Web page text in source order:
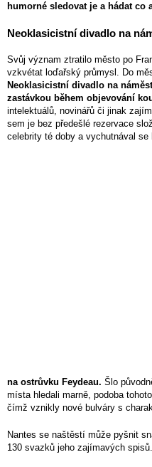
humorné sledovat je a hádat co
Neoklasicistní divadlo na
Svůj význam ztratilo město po
vzkvétat loďařský průmysl. Do
Neoklasicistní divadlo na
zastávkou během objevování
intelektuálů, novinářů či jinak
sem je bez předešlé rezervace
celebrity té doby a vychutnával se
na ostrůvku Feydeau. Šlo
místa hledali marně, podoba
čímž vznikly nové bulváry s
Nantes se naštěstí může pyšnit
130 svazků jeho zajímavých spisů.